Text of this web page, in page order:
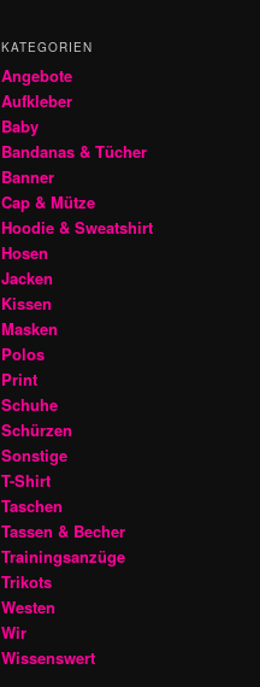
KATEGORIEN
Angebote
Aufkleber
Baby
Bandanas & Tücher
Banner
Cap & Mütze
Hoodie & Sweatshirt
Hosen
Jacken
Kissen
Masken
Polos
Print
Schuhe
Schürzen
Sonstige
T-Shirt
Taschen
Tassen & Becher
Trainingsanzüge
Trikots
Westen
Wir
Wissenswert